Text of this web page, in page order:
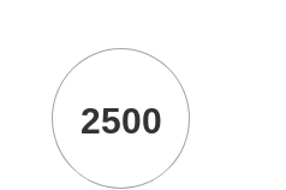
2500